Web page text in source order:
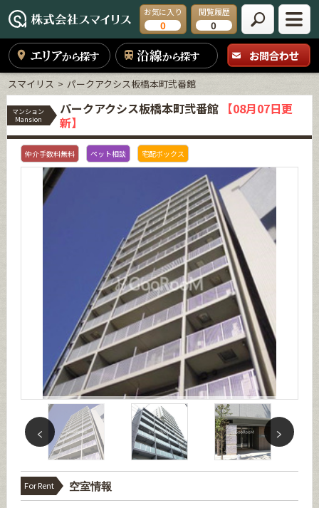
お気に入り
0
閲覧履歴
0
エリアから探す 沿線から探す お問合わせ
スマイリス パークアクシス板橋本町弐番館
マンション
Mansion
パークアクシス板橋本町弐番館 【08月07日更
新】
仲介手数料無料 ペット相談 宅配ボックス
For Rent 空室情報